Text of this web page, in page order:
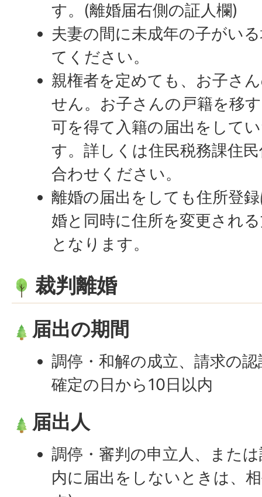
す。(離婚届右側の証人欄)
夫妻の間に未成年の子がい
てください。
親権者を定めても、お子さ
せん。お子さんの戸籍を移
可を得て入籍の届出をして
す。詳しくは住民税務課住
合わせください。
離婚の届出をしても住所登
婚と同時に住所を変更され
となります。
裁判離婚
届出の期間
調停・和解の成立、請求の
確定の日から10日以内
届出人
調停・審判の申立人、また
内に届出をしないときは、